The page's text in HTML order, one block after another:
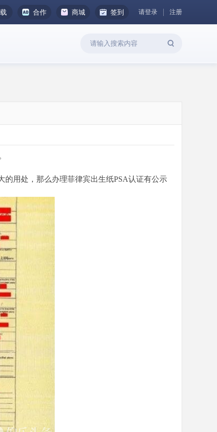
合作 商城 签到 请登录 注册
用处，那么办理菲律宾出生纸PSA认证有公示